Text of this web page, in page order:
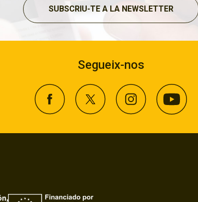
SUBSCRIU-TE A LA NEWSLETTER
Segueix-nos